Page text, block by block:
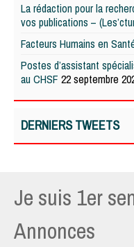
La rédaction pour la
vos publications –
Facteurs Humains en
Postes d’assistant
au CHSF 22 septembre
DERNIERS TWEETS
Je suis 1er
Annonces